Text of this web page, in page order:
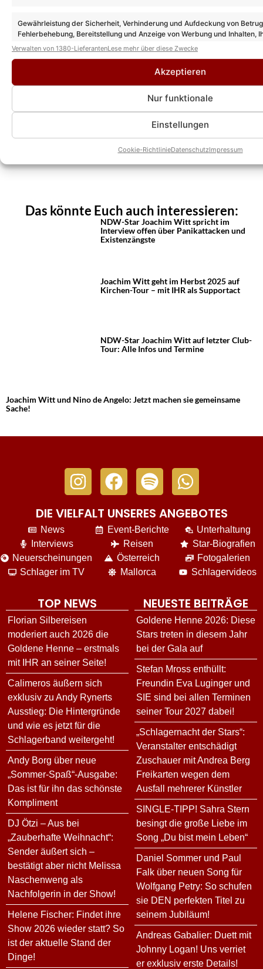
Gewährleistung der Sicherheit, Verhinderung und Aufdeckung von
Fehlerbehebung, Bereitstellung und Anzeige von Werbung und Inhalten,
Entscheidungen zum Datenschutz speichern und übermitteln.
Verwalten von 1380-LieferantenLese mehr über diese Zwecke
Akzeptieren
Nur funktionale
Einstellungen
Cookie-RichtlinieDatenschutzImpressum
Das könnte Euch auch interessieren:
NDW-Star Joachim Witt spricht im
Interview offen über Panikattacken und
Existenzängste
Joachim Witt geht im Herbst 2025 auf
Kirchen-Tour – mit IHR als Supportact
NDW-Star Joachim Witt auf letzter Club-
Tour: Alle Infos und Termine
Joachim Witt und Nino de Angelo: Jetzt machen sie gemeinsame
Sache!
DIE VIELFALT UNSERES ANGEBOTES
News
Interviews
Neuerscheinungen
Schlager im TV
Event-Berichte
Reisen
Österreich
Mallorca
Unterhaltung
Star-Biografien
Fotogalerien
Schlagervideos
TOP NEWS
Florian Silbereisen
moderiert auch 2026 die
Goldene Henne – erstmals
mit IHR an seiner Seite!
Calimeros äußern sich
exklusiv zu Andy Rynerts
Ausstieg: Die Hintergründe
und wie es jetzt für die
Schlagerband weitergeht!
Andy Borg über neue
„Sommer-Spaß“-Ausgabe:
Das ist für ihn das schönste
Kompliment
DJ Ötzi – Aus bei
„Zauberhafte Weihnacht“:
Sender äußert sich –
bestätigt aber nicht Melissa
Naschenweng als
Nachfolgerin in der Show!
Helene Fischer: Findet ihre
Show 2026 wieder statt? So
ist der aktuelle Stand der
Dinge!
NEUESTE BEITRÄGE
Goldene Henne 2026: Diese
Stars treten in diesem Jahr
bei der Gala auf
Stefan Mross enthüllt:
Freundin Eva Luginger und
SIE sind bei allen Terminen
seiner Tour 2027 dabei!
„Schlagernacht der Stars“:
Veranstalter entschädigt
Zuschauer mit Andrea Berg
Freikarten wegen dem
Ausfall mehrerer Künstler
SINGLE-TIPP! Sahra Stern
besingt die große Liebe im
Song „Du bist mein Leben“
Daniel Sommer und Paul
Falk über neuen Song für
Wolfgang Petry: So schufen
sie DEN perfekten Titel zu
seinem Jubiläum!
Andreas Gabalier: Duett mit
Johnny Logan! Uns verriet
er exklusiv erste Details!